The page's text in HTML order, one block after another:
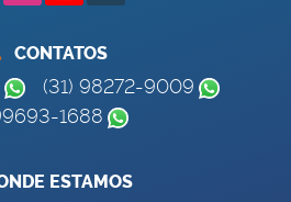
CONTATOS
(31) 98272-9009
1688
ESTAMOS